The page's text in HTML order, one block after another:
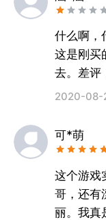
什么啊，
这是刚买
去。差评
一颗星都
2020-08-
可*萌
这个游戏
哥，还有
丽。我真